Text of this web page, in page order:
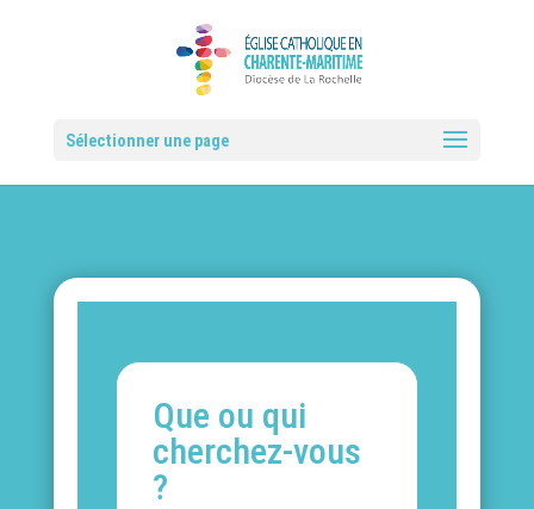
Sélectionner une page
Que ou qui
cherchez-vous
?